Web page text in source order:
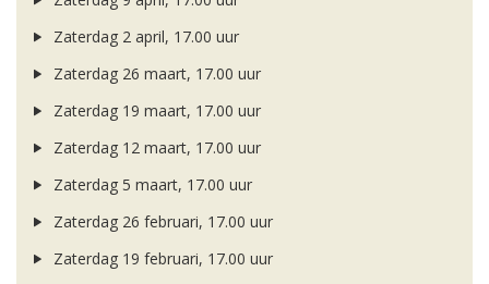
Zaterdag 2 april, 17.00 uur
Zaterdag 26 maart, 17.00 uur
Zaterdag 19 maart, 17.00 uur
Zaterdag 12 maart, 17.00 uur
Zaterdag 5 maart, 17.00 uur
Zaterdag 26 februari, 17.00 uur
Zaterdag 19 februari, 17.00 uur